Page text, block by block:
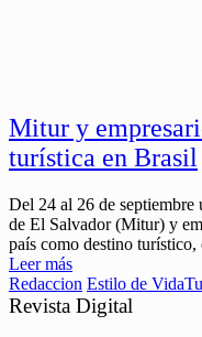
Mitur y
turística en Brasil
Del 24 al 26 de
de El Salvador (Mitur) y
país como destino
Leer más
Redaccion Estilo de Vida
Revista Digital